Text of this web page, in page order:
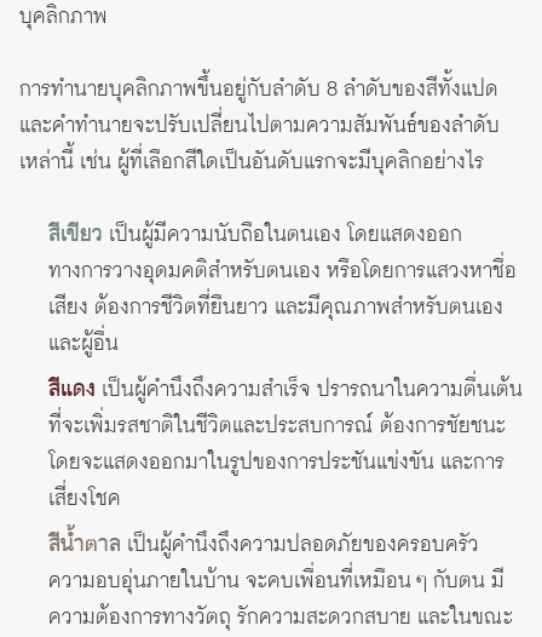
บุคลิกภาพ
การทำนายบุคลิกภาพขึ้นอยู่กับลำดับ 8 ลำดับของสีทั้งแปด
และคำทำนายจะปรับเปลี่ยนไปตามความสัมพันธ์ของลำดับ
เหล่านี้ เช่น ผู้ที่เลือกสีใดเป็นอันดับแรกจะมีบุคลิกอย่างไร
สีเขียว เป็นผู้มีความนับถือในตนเอง โดยแสดงออก
ทางการวางอุดมคติสำหรับตนเอง หรือโดยการแสวงหาชื่อ
เสียง ต้องการชีวิตที่ยืนยาว และมีคุณภาพสำหรับตนเอง
และผู้อื่น
สีแดง เป็นผู้คำนึงถึงความสำเร็จ ปรารถนาในความตื่นเต้น
ที่จะเพิ่มรสชาติในชีวิตและประสบการณ์ ต้องการชัยชนะ
โดยจะแสดงออกมาในรูปของการประชันแข่งขัน และการ
เสี่ยงโชค
สีน้ำตาล เป็นผู้คำนึงถึงความปลอดภัยของครอบครัว
ความอบอุ่นภายในบ้าน จะคบเพื่อนที่เหมือน ๆ กับตน มี
ความต้องการทางวัตถุ รักความสะดวกสบาย และในขณะ